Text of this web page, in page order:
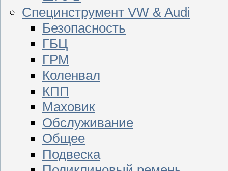
Специнструмент VW & Audi
Безопасность
ГБЦ
ГРМ
Коленвал
КПП
Маховик
Обслуживание
Общее
Подвеска